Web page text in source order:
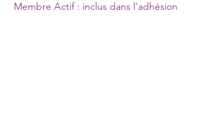
Membre Actif : inclus dans l'adhésion